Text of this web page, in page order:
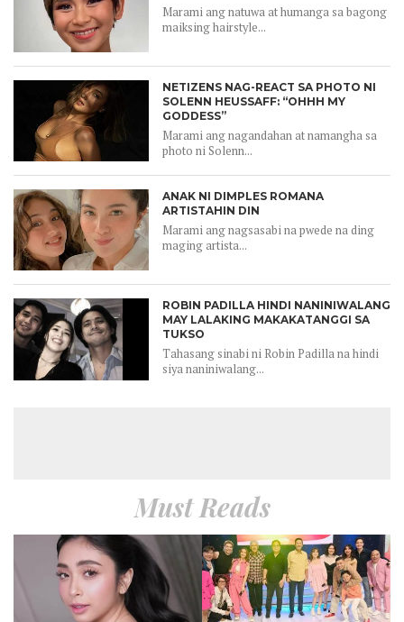
Marami ang natuwa at humanga sa bagong
maiksing hairstyle...
NETIZENS NAG-REACT SA PHOTO NI
SOLENN HEUSSAFF: “OHHH MY
GODDESS”
Marami ang nagandahan at namangha sa
photo ni Solenn...
ANAK NI DIMPLES ROMANA
ARTISTAHIN DIN
Marami ang nagsasabi na pwede na ding
maging artista...
ROBIN PADILLA HINDI NANINIWALANG
MAY LALAKING MAKAKATANGGI SA
TUKSO
Tahasang sinabi ni Robin Padilla na hindi
siya naniniwalang...
Must Reads